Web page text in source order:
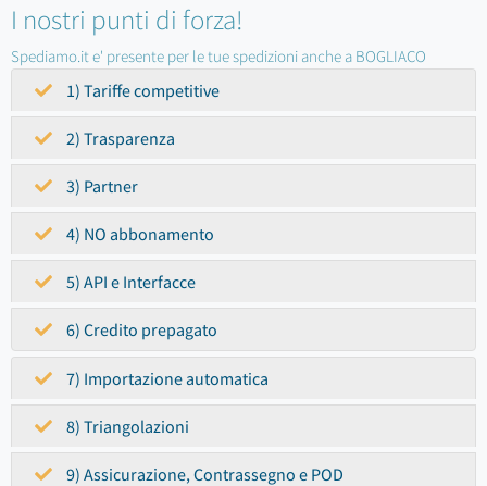
I nostri punti di forza!
Spediamo.it e' presente per le tue spedizioni anche a BOGLIACO
1) Tariffe competitive
2) Trasparenza
3) Partner
4) NO abbonamento
5) API e Interfacce
6) Credito prepagato
7) Importazione automatica
8) Triangolazioni
9) Assicurazione, Contrassegno e POD